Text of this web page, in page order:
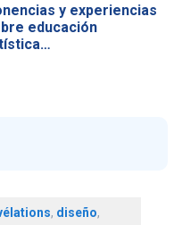
y experiencias
educación
, diseño,